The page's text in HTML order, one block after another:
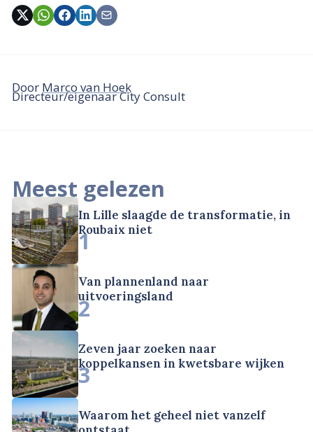
Door Marco van Hoek
Directeur/eigenaar City Consult
Meest gelezen
In Lille slaagde de transformatie, in
Roubaix niet
1
Van plannenland naar
uitvoeringsland
2
Zeven jaar zoeken naar
koppelkansen in kwetsbare wijken
3
Waarom het geheel niet vanzelf